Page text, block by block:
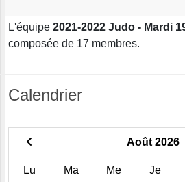
L'équipe 2021-2022 Judo - Mardi
composée de 17 membres.
Calendrier
Août 2026
Lu Ma Me Je